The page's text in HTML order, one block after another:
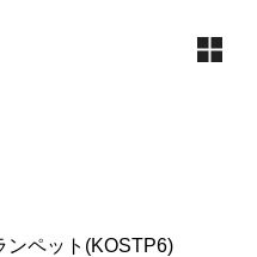
ペット(KOSTP6)